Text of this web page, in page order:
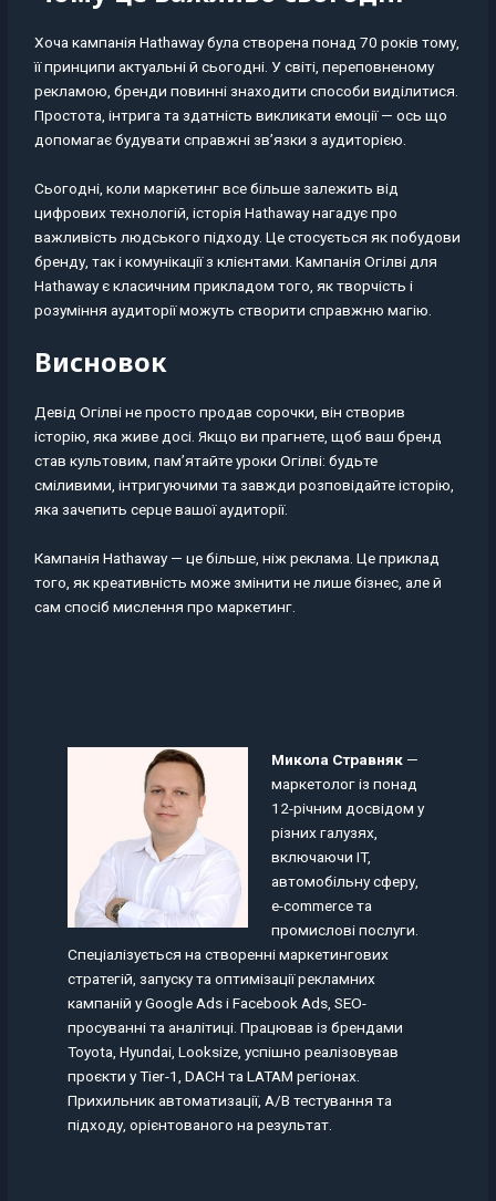
Хоча кампанія Hathaway була створена понад 70 років тому,
її принципи актуальні й сьогодні. У світі, переповненому
рекламою, бренди повинні знаходити способи виділитися.
Простота, інтрига та здатність викликати емоції — ось що
допомагає будувати справжні зв’язки з аудиторією.
Сьогодні, коли маркетинг все більше залежить від
цифрових технологій, історія Hathaway нагадує про
важливість людського підходу. Це стосується як побудови
бренду, так і комунікації з клієнтами. Кампанія Огілві для
Hathaway є класичним прикладом того, як творчість і
розуміння аудиторії можуть створити справжню магію.
Висновок
Девід Огілві не просто продав сорочки, він створив
історію, яка живе досі. Якщо ви прагнете, щоб ваш бренд
став культовим, пам’ятайте уроки Огілві: будьте
сміливими, інтригуючими та завжди розповідайте історію,
яка зачепить серце вашої аудиторії.
Кампанія Hathaway — це більше, ніж реклама. Це приклад
того, як креативність може змінити не лише бізнес, але й
сам спосіб мислення про маркетинг.
Микола Стравняк—
маркетолог із понад
12-річним досвідом у
різних галузях,
включаючи IT,
автомобільну сферу,
e-commerce та
промислові послуги.
Спеціалізується на створенні маркетингових
стратегій, запуску та оптимізації рекламних
кампаній у Google Ads і Facebook Ads, SEO-
просуванні та аналітиці. Працював із брендами
Toyota, Hyundai, Looksize, успішно реалізовував
проєкти у Tier-1, DACH та LATAM регіонах.
Прихильник автоматизації, A/B тестування та
підходу, орієнтованого на результат.